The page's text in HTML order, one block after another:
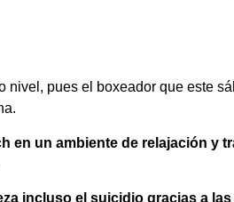
nivel, pues el boxeador que este
en un ambiente de relajación y
incluso el suicidio gracias a